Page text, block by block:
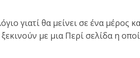
γιατί θα μείνει σε ένα μέρος
με μια Περί σελίδα η